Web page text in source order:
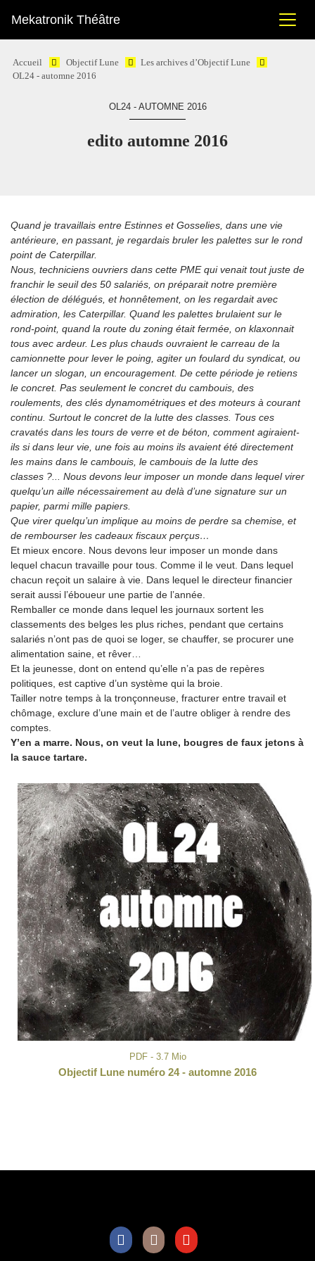
Mekatronik Théâtre
Accueil Objectif Lune
Les archives d’Objectif Lune
OL24 - automne 2016
OL24 - AUTOMNE 2016
edito automne 2016
Quand je travaillais entre Estinnes et Gosselies, dans une vie
antérieure, en passant, je regardais bruler les palettes sur le rond
point de Caterpillar.
Nous, techniciens ouvriers dans cette PME qui venait tout juste de
franchir le seuil des 50 salariés, on préparait notre première
élection de délégués, et honnêtement, on les regardait avec
admiration, les Caterpillar. Quand les palettes brulaient sur le
rond-point, quand la route du zoning était fermée, on klaxonnait
tous avec ardeur. Les plus chauds ouvraient le carreau de la
camionnette pour lever le poing, agiter un foulard du syndicat, ou
lancer un slogan, un encouragement. De cette période je retiens
le concret. Pas seulement le concret du cambouis, des
roulements, des clés dynamométriques et des moteurs à courant
continu. Surtout le concret de la lutte des classes. Tous ces
cravatés dans les tours de verre et de béton, comment agiraient-
ils si dans leur vie, une fois au moins ils avaient été directement
les mains dans le cambouis, le cambouis de la lutte des
classes ?... Nous devons leur imposer un monde dans lequel virer
quelqu’un aille nécessairement au delà d’une signature sur un
papier, parmi mille papiers.
Que virer quelqu’un implique au moins de perdre sa chemise, et
de rembourser les cadeaux fiscaux perçus…
Et mieux encore. Nous devons leur imposer un monde dans
lequel chacun travaille pour tous. Comme il le veut. Dans lequel
chacun reçoit un salaire à vie. Dans lequel le directeur financier
serait aussi l’éboueur une partie de l’année.
Remballer ce monde dans lequel les journaux sortent les
classements des belges les plus riches, pendant que certains
salariés n’ont pas de quoi se loger, se chauffer, se procurer une
alimentation saine, et rêver…
Et la jeunesse, dont on entend qu’elle n’a pas de repères
politiques, est captive d’un système qui la broie.
Tailler notre temps à la tronçonneuse, fracturer entre travail et
chômage, exclure d’une main et de l’autre obliger à rendre des
comptes.
Y’en a marre. Nous, on veut la lune, bougres de faux jetons à
la sauce tartare.
PDF - 3.7 Mio
Objectif Lune numéro 24 - automne 2016